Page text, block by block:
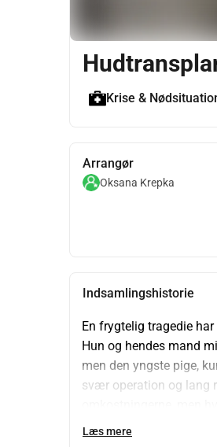
Krise &
Arrangør
Oksana Krepka
Indsamlingshistorie
En frygtelig tragedie
Hun og hendes mand
men den yngste pige,
svær operation og lang
Hver donation, stor
Læs mere